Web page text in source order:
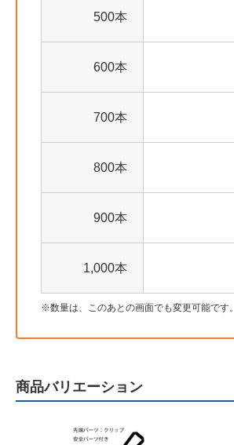
500本
600本
700本
800本
900本
1,000本
数量は、このあとの画面でも変更可能です。
商品バリエーション